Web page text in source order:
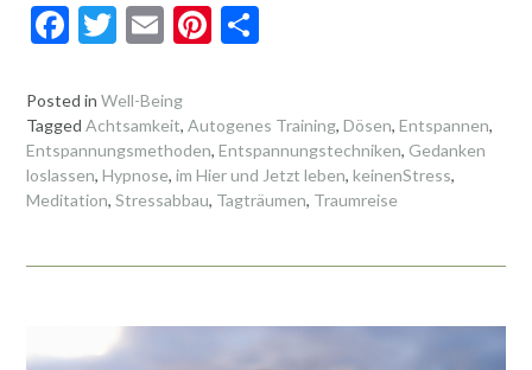
F
e
b
o
o
T
itt
er
E
ai
l
Pi
es
t
n
Posted in Well-Being
Tagged Achtsamkeit, Autogenes Training, Dösen, Entspannen,
Entspannungsmethoden, Entspannungstechniken, Gedanken
loslassen, Hypnose, im Hier und Jetzt leben, keinenStress,
Meditation, Stressabbau, Tagträumen, Traumreise